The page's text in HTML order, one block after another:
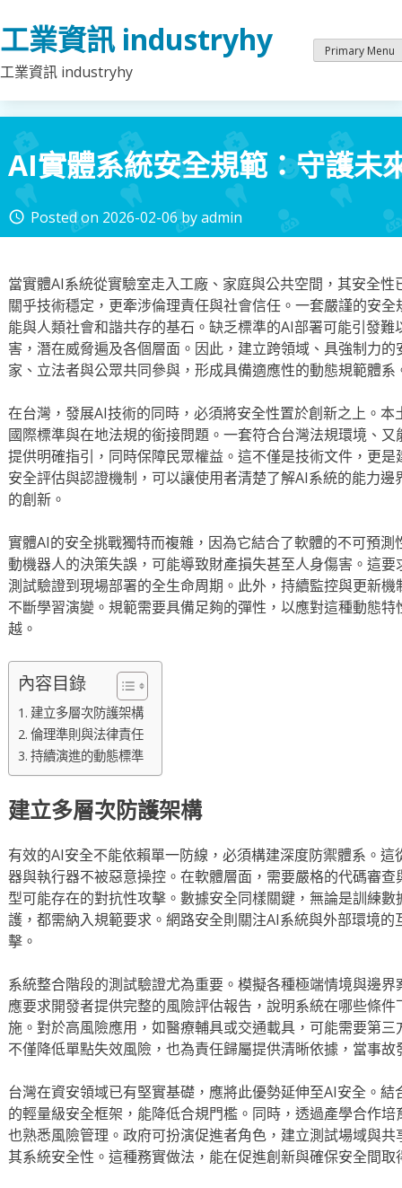
to
content
工業資訊 industryhy
工業資訊 industryhy
Primary Menu
AI實體系統安全規範：守護未
access_time Posted on 2026-02-06byadmin
當實體AI系統從實驗室走入工廠、家庭與公共空間，其安全
關乎技術穩定，更牽涉倫理責任與社會信任。一套嚴謹的安
能與人類社會和諧共存的基石。缺乏標準的AI部署可能引發
害，潛在威脅遍及各個層面。因此，建立跨領域、具強制力
家、立法者與公眾共同參與，形成具備適應性的動態規範體系
在台灣，發展AI技術的同時，必須將安全性置於創新之上。
國際標準與在地法規的銜接問題。一套符合台灣法規環境、
提供明確指引，同時保障民眾權益。這不僅是技術文件，更
安全評估與認證機制，可以讓使用者清楚了解AI系統的能力
的創新。
實體AI的安全挑戰獨特而複雜，因為它結合了軟體的不可預
動機器人的決策失誤，可能導致財產損失甚至人身傷害。這
測試驗證到現場部署的全生命周期。此外，持續監控與更新
不斷學習演變。規範需要具備足夠的彈性，以應對這種動態
越。
內容目錄
建立多層次防護架構
倫理準則與法律責任
持續演進的動態標準
建立多層次防護架構
有效的AI安全不能依賴單一防線，必須構建深度防禦體系。
器與執行器不被惡意操控。在軟體層面，需要嚴格的代碼審
型可能存在的對抗性攻擊。數據安全同樣關鍵，無論是訓練
護，都需納入規範要求。網路安全則關注AI系統與外部環境
擊。
系統整合階段的測試驗證尤為重要。模擬各種極端情境與邊
應要求開發者提供完整的風險評估報告，說明系統在哪些條
施。對於高風險應用，如醫療輔具或交通載具，可能需要第
不僅降低單點失效風險，也為責任歸屬提供清晰依據，當事
台灣在資安領域已有堅實基礎，應將此優勢延伸至AI安全。
的輕量級安全框架，能降低合規門檻。同時，透過產學合作
也熟悉風險管理。政府可扮演促進者角色，建立測試場域與
其系統安全性。這種務實做法，能在促進創新與確保安全間取